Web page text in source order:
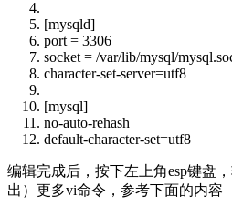
[mysqld]
port = 3306
socket = /var/lib/mysql/
character-set-server=utf8
[mysql]
no-auto-rehash
default-character-set=utf8
编辑完成后，按下左上角esp键盘
出）更多vi命令，参考下面的内容